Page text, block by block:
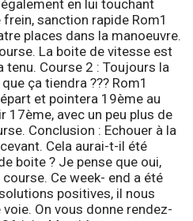
en lui touchant
sanction rapide Rom1
places dans la manoeuvre.
La boite de vitesse est
tenu. Course 2 : Toujours la
ça tiendra ??? Rom1
et pointera 19ème au
17ème, avec un peu plus de
Conclusion : Echouer à la
Cela aurai-t-il été
boite ? Je pense que oui,
Ce week- end a été
positives, il nous
On vous donne rendez-